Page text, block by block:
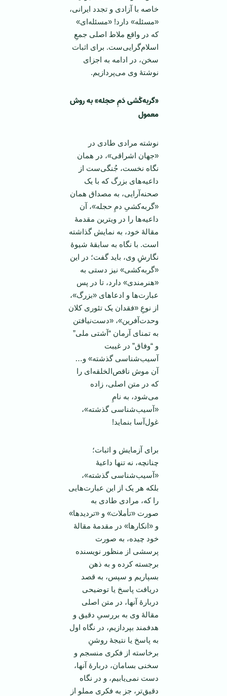
خاصه با آزادی و تجدد ایرانی،
«مسئله» دارد! «مسئله‌ای»
که در واقع ملاط اصلی جمعِ
اسلام‌گرایی‌ست. برای اثبات
سخن، در ادامه به اجزای
نوشتۀ وی می‌پردازیم.
«گربه‌کُشی دَمِ حجله» به روش
معمول
نوشته مرادی طادی در
«جهان اشراقی»، در همان
نگاه نخست، جُنگی‌ست از
داعیه‌های بزرگ که با یک
صحنه‌آرایی، به مصداق همان
«گربه‌کشیِ دمِ حجله»، آن
داعیه‌ها را در ویترین مقدمۀ
مقالۀ خود، به نمایش گذاشته
است. با نگاه به سابقۀ شیوۀ
نگارشِ وی، باید گفت؛ در این
«گربه‌کشی» نیز دستی به
«هنرمندی» دارد، تا در پس
عبارت‌ها و ادعاهای «بزرگ»،
از نوعِ «فقدان یک تئوری کلان
وحدت‌آفرین»، «دست‌نیافتن
به تمنای آرمان “آشتی ملی”
و “وفاق” در غیبت
آسیب‌شناسی گذشته» و…
آن موش ناقص‌الخلقه‌ای را
که در متن اصلی، زاده
می‌شود، به نامِ
«آسیب‌شناسی گذشته»،
غول‌آسا بنماید!
برای آزمایش و اثبات؛
چنانچه، نه تنها داعیۀ
«آسیب‌شناسی گذشته»،
بلکه هر یک از این عبارت‌هایی
را که، مرادی طادی به
صورت «تأملات» و «تردیدها»
و «انکارها» در مقدمۀ مقالۀ
خود چیده، به صورت
پرسشی از منظور نویسنده
برجسته کرده و به ذهن
بسپاریم و سپس، به قصد
دریافت پاسخ یا توضیحی
دربارۀ آنها، در متن اصلی
مقالۀ وی به بررسیِ دقیق‌ و
هدفمند بپردازیم، در نگاه اول
به پاسخ یا نتیجۀ روشنِ
برخاسته از فکری منسجم و
سخنی بسامان، دربارۀ آنها،
دست نمی‌یابیم، و در نگاه
دقیق‌تر، جز به فکری مملو از